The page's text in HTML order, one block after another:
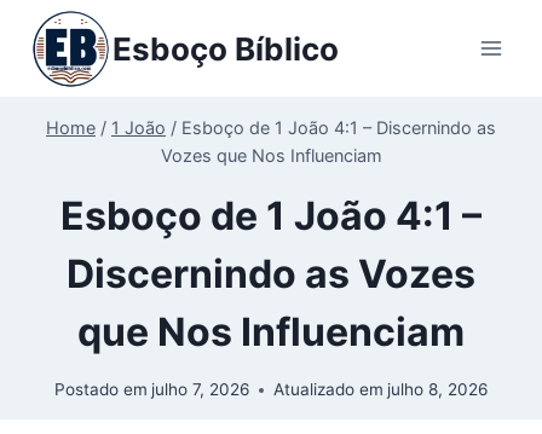
Pular
para
Esboço Bíblico
Home / 1 João / Esboço de 1 João 4:1 – Discernindo as
Vozes que Nos Influenciam
Esboço de 1 João 4:1 –
Discernindo as Vozes
que Nos Influenciam
Postado em julho 7, 2026 Atualizado em julho 8, 2026